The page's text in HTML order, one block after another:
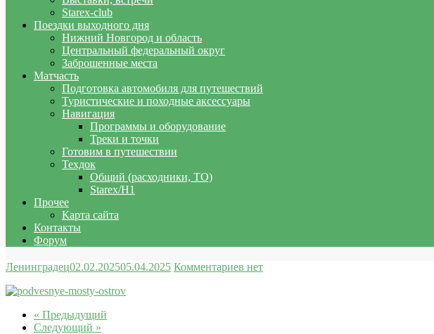
Starex-club
Поездки выходного дня
Нижний Новгород и область
Центральный федеральный округ
Заброшенные места
Матчасть
Подготовка автомобиля для путешествий
Туристические и походные аксессуары
Навигация
Программы и оборудование
Треки и точки
Готовим в путешествии
Техдок
Общий (расходники, ТО)
Starex/H1
Прочее
Карта сайта
Контакты
Форум
Ленинградец02.02.202505.04.2025 Комментариев нет
« Предыдущий
Следующий »